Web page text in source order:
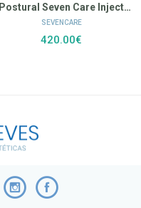
Postural Seven Care Inject
Care (190 x 90 x 17 cm)
SEVENCARE
420.00€